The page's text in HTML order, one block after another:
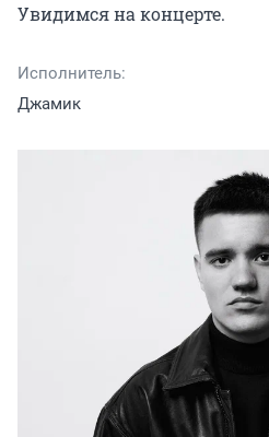
Увидимся на концерте.
Исполнитель:
Джамик